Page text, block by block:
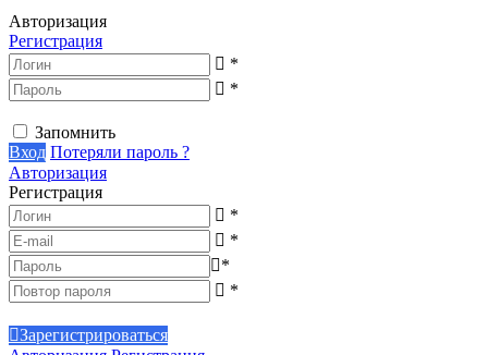
Авторизация
Регистрация
*
*
Запомнить
Вход Потеряли пароль ?
Авторизация
Регистрация
*
*
*
*
Зарегистрироваться